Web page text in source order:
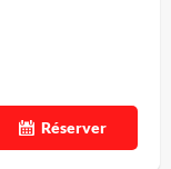
Réserver